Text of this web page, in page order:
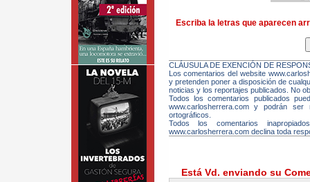
Escriba la letras que aparecen
CLÁUSULA DE EXENCIÓN DE
Los comentarios del website
y pretenden poner a disposición de
noticias y los reportajes publicados. No
Todos los comentarios publicados
www.carlosherrera.com y podrán
ortográficos.
Todos los comentarios
www.carlosherrera.com declina toda
Está Vd. enviando su